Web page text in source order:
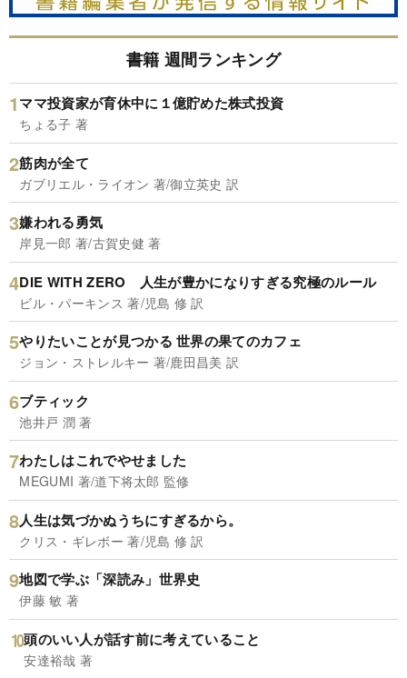
書籍 週間ランキング
ママ投資家が育休中に１億貯めた株式投資
ちょる子 著
筋肉が全て
ガブリエル・ライオン 著/御立英史 訳
嫌われる勇気
岸見一郎 著/古賀史健 著
DIE WITH ZERO 人生が豊かになりすぎる究極のルール
ビル・パーキンス 著/児島 修 訳
やりたいことが見つかる 世界の果てのカフェ
ジョン・ストレルキー 著/鹿田昌美 訳
ブティック
池井戸 潤 著
わたしはこれでやせました
MEGUMI 著/道下将太郎 監修
人生は気づかぬうちにすぎるから。
クリス・ギレボー 著/児島 修 訳
地図で学ぶ「深読み」世界史
伊藤 敏 著
頭のいい人が話す前に考えていること
安達裕哉 著